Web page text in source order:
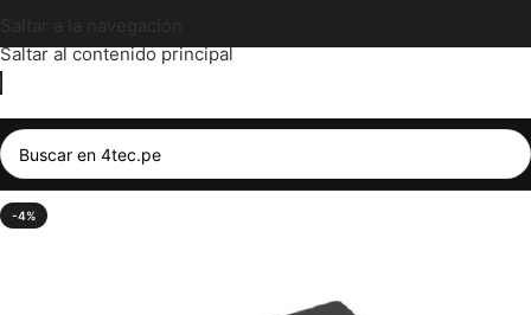
Saltar al contenido principal
-4%